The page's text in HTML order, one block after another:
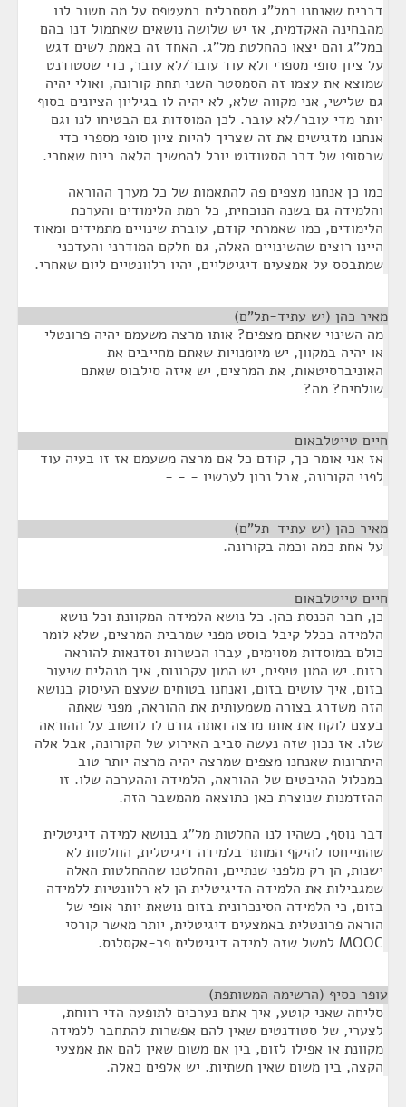
דברים שאנחנו כמל"ג מסתכלים במעטפת על מה חשוב לנו
מהבחינה האקדמית, אז יש שלושה נושאים שאתמול דנו בהם
במל"ג והם יצאו כהחלטת מל"ג. האחד זה באמת לשים דגש
על ציון סופי מספרי ולא עוד עובר/לא עובר, כדי שסטודנט
שמוצא את עצמו זה הסמסטר השני תחת קורונה, ואולי יהיה
גם שלישי, אני מקווה שלא, לא יהיה לו בגיליון הציונים בסוף
יותר מדי עובר/לא עובר. לכן המוסדות גם הבטיחו לנו וגם
אנחנו מדגישים את זה שצריך להיות ציון סופי מספרי כדי
שבסופו של דבר הסטודנט יוכל להמשיך הלאה ביום שאחרי.
כמו כן אנחנו מצפים פה להתאמות של כל מערך ההוראה
והלמידה גם בשנה הנוכחית, כל רמת הלימודים והערכת
הלימודים, כמו שאמרתי קודם, עוברת שינויים מתמידים ומאוד
היינו רוצים שהשינויים האלה, גם חלקם המודרני והעדכני
שמתבסס על אמצעים דיגיטליים, יהיו רלוונטיים ליום שאחרי.
מאיר כהן (יש עתיד-תל"ם)
מה השינוי שאתם מצפים? אותו מרצה משעמם יהיה פרונטלי
או יהיה במקוון, יש מיומנויות שאתם מחייבים את
האוניברסיטאות, את המרצים, יש איזה סילבוס שאתם
שולחים? מה?
חיים טייטלבאום
אז אני אומר כך, קודם כל אם מרצה משעמם אז זו בעיה עוד
לפני הקורונה, אבל נכון לעכשיו - - -
מאיר כהן (יש עתיד-תל"ם)
על אחת כמה וכמה בקורונה.
חיים טייטלבאום
כן, חבר הכנסת כהן. כל נושא הלמידה המקוונת וכל נושא
הלמידה בכלל קיבל בוסט מפני שמרבית המרצים, שלא לומר
כולם במוסדות מסוימים, עברו הכשרות וסדנאות להוראה
בזום. יש המון טיפים, יש המון עקרונות, איך מנהלים שיעור
בזום, איך עושים בזום, ואנחנו בטוחים שעצם העיסוק בנושא
הזה משדרג בצורה משמעותית את ההוראה, מפני שאתה
בעצם לוקח את אותו מרצה ואתה גורם לו לחשוב על ההוראה
שלו. אז נכון שזה נעשה סביב האירוע של הקורונה, אבל אלה
היתרונות שאנחנו מצפים שמרצה יהיה מרצה יותר טוב
במכלול ההיבטים של ההוראה, הלמידה וההערכה שלו. זו
ההזדמנות שנוצרת כאן כתוצאה מהמשבר הזה.
דבר נוסף, כשהיו לנו החלטות מל"ג בנושא למידה דיגיטלית
שהתייחסו להיקף המותר בלמידה דיגיטלית, החלטות לא
ישנות, הן רק מלפני שנתיים, והחלטנו שההחלטות האלה
שמגבילות את הלמידה הדיגיטלית הן לא רלוונטיות ללמידה
בזום, כי הלמידה הסינכרונית בזום נושאת יותר אופי של
הוראה פרונטלית באמצעים דיגיטלית, יותר מאשר קורסי
MOOC למשל שזה למידה דיגיטלית פר-אקסלנס.
עופר כסיף (הרשימה המשותפת)
סליחה שאני קוטע, איך אתם נערכים לתופעה הדי רווחת,
לצערי, של סטודנטים שאין להם אפשרות להתחבר ללמידה
מקוונת או אפילו לזום, בין אם משום שאין להם את אמצעי
הקצה, בין משום שאין תשתיות. יש אלפים כאלה.